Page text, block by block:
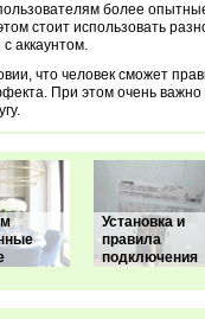
более
стоит использовать
аккаунтом.
что человек сможет
При этом очень
Установка и
правила
подключения